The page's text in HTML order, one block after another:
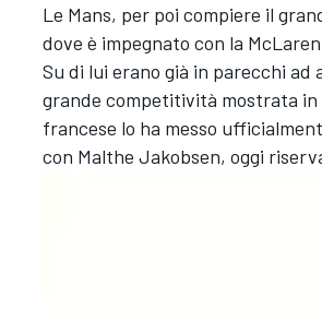
Le Mans, per poi compiere il
dove è impegnato con la
Su di lui erano già in parecchi ad
grande competitività mostrata
francese lo ha messo
con Malthe Jakobsen, oggi